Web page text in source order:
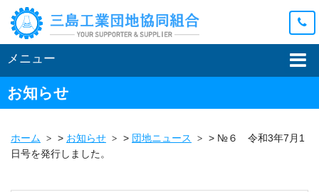
メニュー
お知らせ
ホーム > お知らせ > 団地ニュース > №６ 令和3年7月1
日号を発行しました。